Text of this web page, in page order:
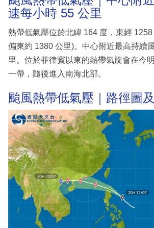
欄
訂
閱
專
區
速每小時 55 公里
熱帶低氣壓位於北緯 164 度，東經
偏東約 1380 公里)。中心附近最高持續
里。位於菲律賓以東的熱帶氣旋會在今
一帶，隨後進入南海北部。
颱風熱帶低氣壓｜路徑圖